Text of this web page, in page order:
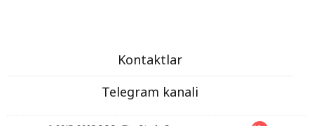
Kontaktlar
Telegram kanali